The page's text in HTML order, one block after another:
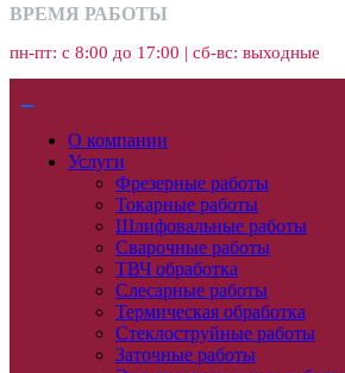
ВРЕМЯ РАБОТЫ
пн-пт: с 8:00 до 17:00 | сб-вс: выходные
О компании
Услуги
Фрезерные работы
Токарные работы
Шлифовальные работы
Сварочные работы
ТВЧ обработка
Слесарные работы
Термическая обработка
Стеклоструйные работы
Заточные работы